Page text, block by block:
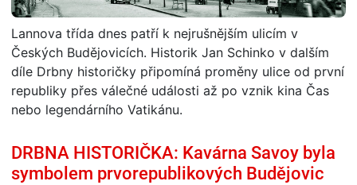
Lannova třída dnes patří k nejrušnějším ulicím v
Českých Budějovicích. Historik Jan Schinko v dalším
díle Drbny historičky připomíná proměny ulice od první
republiky přes válečné události až po vznik kina Čas
nebo legendárního Vatikánu.
DRBNA HISTORIČKA: Kavárna Savoy byla
symbolem prvorepublikových Budějovic